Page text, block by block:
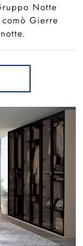
Notte
Gierre